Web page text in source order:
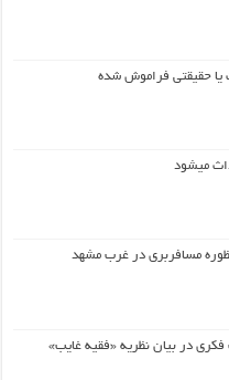
یا حقیقتی فراموش شده
میشود
مسافربری در غرب مشهد
در بیان نظریه «فقیه غایب»